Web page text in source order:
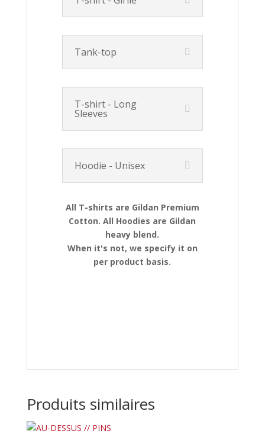
Tank-top
T-shirt - Long
Sleeves
Hoodie - Unisex
All T-shirts are Gildan Premium
Cotton. All Hoodies are Gildan
heavy blend.
When it's not, we specify it on
per product basis.
Produits similaires